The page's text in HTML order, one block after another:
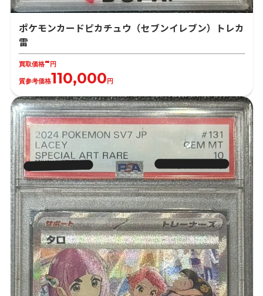
ポケモンカードピカチュウ（セブンイレブン）トレカ
雷
買取価格-円
質参考価格110,000円